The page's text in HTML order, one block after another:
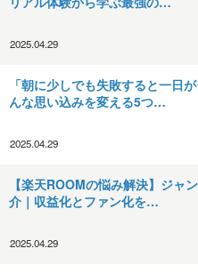
2025.04.29
「朝に少しでも失敗すると一日
んな思い込みを変える5つ…
2025.04.29
【楽天ROOMの悩み解決】ジャ
介｜収益化とファン化を…
2025.04.29